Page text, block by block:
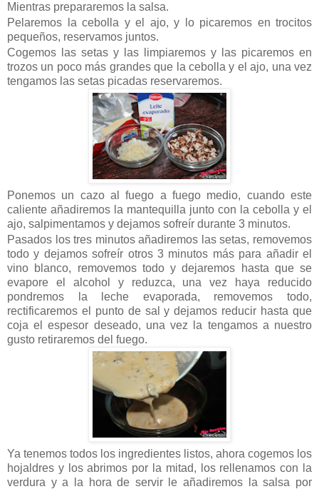
Mientras prepararemos la salsa.
Pelaremos la cebolla y el ajo, y lo picaremos en trocitos
pequeños, reservamos juntos.
Cogemos las setas y las limpiaremos y las picaremos en
trozos un poco más grandes que la cebolla y el ajo, una vez
tengamos las setas picadas reservaremos.
Ponemos un cazo al fuego a fuego medio, cuando este
caliente añadiremos la mantequilla junto con la cebolla y el
ajo, salpimentamos y dejamos sofreír durante 3 minutos.
Pasados los tres minutos añadiremos las setas, removemos
todo y dejamos sofreír otros 3 minutos más para añadir el
vino blanco, removemos todo y dejaremos hasta que se
evapore el alcohol y reduzca, una vez haya reducido
pondremos la leche evaporada, removemos todo,
rectificaremos el punto de sal y dejamos reducir hasta que
coja el espesor deseado, una vez la tengamos a nuestro
gusto retiraremos del fuego.
Ya tenemos todos los ingredientes listos, ahora cogemos los
hojaldres y los abrimos por la mitad, los rellenamos con la
verdura y a la hora de servir le añadiremos la salsa por